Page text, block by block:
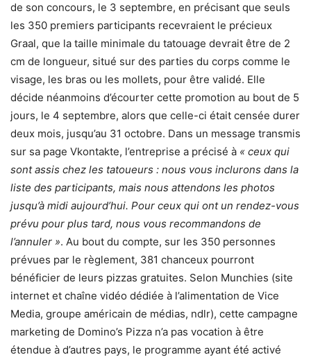
de son concours, le 3 septembre, en précisant que seuls
les 350 premiers participants recevraient le précieux
Graal, que la taille minimale du tatouage devrait être de 2
cm de longueur, situé sur des parties du corps comme le
visage, les bras ou les mollets, pour être validé. Elle
décide néanmoins d’écourter cette promotion au bout de 5
jours, le 4 septembre, alors que celle-ci était censée durer
deux mois, jusqu’au 31 octobre. Dans un message transmis
sur sa page Vkontakte, l’entreprise a précisé à « ceux qui
sont assis chez les tatoueurs : nous vous inclurons dans la
liste des participants, mais nous attendons les photos
jusqu’à midi aujourd’hui. Pour ceux qui ont un rendez-vous
prévu pour plus tard, nous vous recommandons de
l’annuler ». Au bout du compte, sur les 350 personnes
prévues par le règlement, 381 chanceux pourront
bénéficier de leurs pizzas gratuites. Selon Munchies (site
internet et chaîne vidéo dédiée à l’alimentation de Vice
Media, groupe américain de médias, ndlr), cette campagne
marketing de Domino’s Pizza n’a pas vocation à être
étendue à d’autres pays, le programme ayant été activé